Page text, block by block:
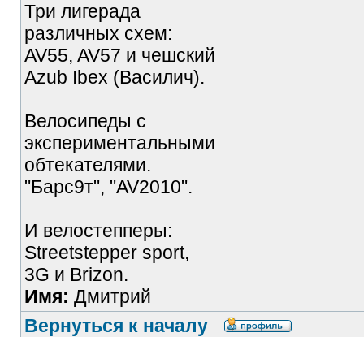
Три лигерада
различных схем:
AV55, AV57 и чешский
Azub Ibex (Василич).
Велосипеды с
экспериментальными
обтекателями.
"Барс9т", "AV2010".
И велостепперы:
Streetstepper sport,
3G и Brizon.
Имя: Дмитрий
Вернуться к началу